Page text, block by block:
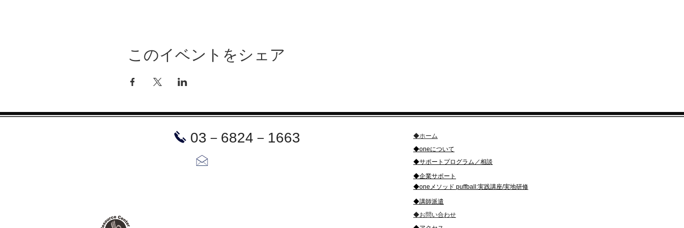
このイベントをシェア
​03－6824－1663
◆ホーム​
​◆oneについて
​◆サポートプログラム／相談
​◆企業サポート
​◆oneメソッド puffball:実践講座/実地研修
​◆講師派遣
◆お問い合わせ